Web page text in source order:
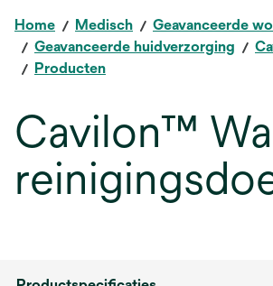
Home Medisch
Geavanceerde
Geavanceerde huidverzorging
Producten
Cavilon™